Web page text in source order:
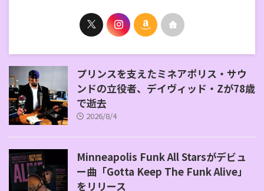
プリンスを支えたミネアポリス・サウ
ンドの立役者、デイヴィッド・Zが78歳
で逝去
2026/8/4
Minneapolis Funk All Starsがデビュ
ー曲「Gotta Keep The Funk Alive」
をリリース